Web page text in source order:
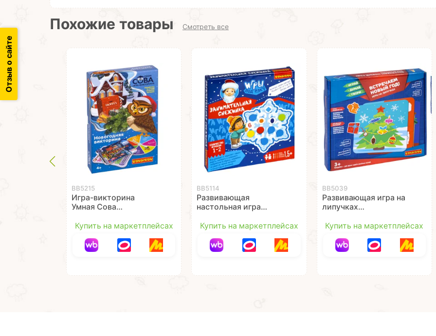
Похожие товары Смотреть все
ВВ5215
Игра-викторина
Умная Сова
ВИКТОРИНА»
Купить на маркетплейсах
ВВ5114
Развивающая
настольная игра
СНЕЖИНКА" Игры под
Купить на маркетплейсах
ВВ5039
Развивающая игра на
липучках
ГОД" Играй Думай
Купить на маркетплейсах
Отзыв о сайте